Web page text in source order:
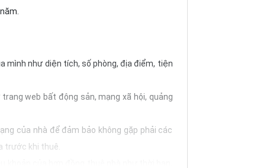
mình như diện tích, số phòng, địa điểm, tiện
web bất động sản, mạng xã hội, quảng
của nhà để đảm bảo không gặp phải các
trước khi thuê.